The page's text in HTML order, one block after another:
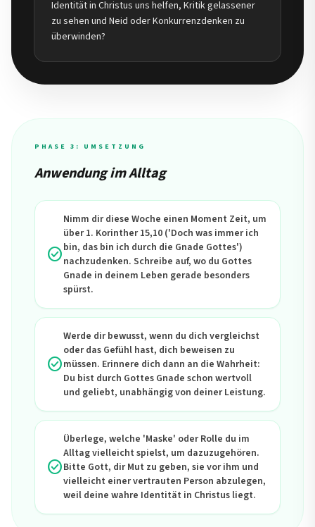
Identität in Christus uns helfen, Kritik gelassener
zu sehen und Neid oder Konkurrenzdenken zu
überwinden?
PHASE 3: UMSETZUNG
Anwendung im Alltag
check_circle
Nimm dir diese Woche einen Moment Zeit, um
über 1. Korinther 15,10 ('Doch was immer ich
bin, das bin ich durch die Gnade Gottes')
nachzudenken. Schreibe auf, wo du Gottes
Gnade in deinem Leben gerade besonders
spürst.
check_circle
Werde dir bewusst, wenn du dich vergleichst
oder das Gefühl hast, dich beweisen zu
müssen. Erinnere dich dann an die Wahrheit:
Du bist durch Gottes Gnade schon wertvoll
und geliebt, unabhängig von deiner Leistung.
check_circle
Überlege, welche 'Maske' oder Rolle du im
Alltag vielleicht spielst, um dazuzugehören.
Bitte Gott, dir Mut zu geben, sie vor ihm und
vielleicht einer vertrauten Person abzulegen,
weil deine wahre Identität in Christus liegt.